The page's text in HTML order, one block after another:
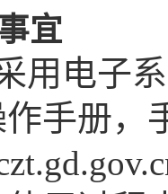
宜
电子系
手册，